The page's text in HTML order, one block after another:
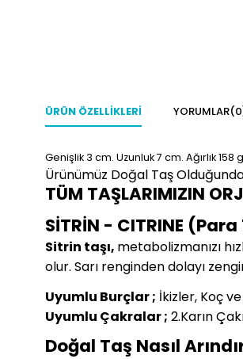
ÜRÜN ÖZELLIKLERI YORUMLAR
Genişlik 3 cm. Uzunluk 7 cm. Ağırlık 158
Ürünümüz Doğal Taş
TÜM TAŞLARIMIZIN
SİTRİN - CITRINE (Para
Sitrin taşı, metabolizmanızı
olur. Sarı renginden dolayı
Uyumlu Burçlar ; İkizler, Koç
Uyumlu Çakralar ; 2.Karın
Doğal Taş Nasıl